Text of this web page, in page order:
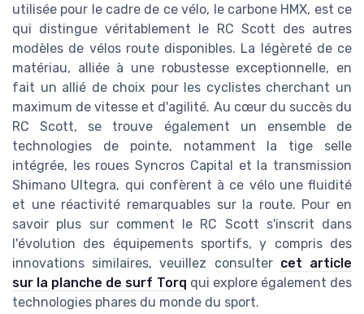
utilisée pour le cadre de ce vélo, le carbone HMX, est ce
qui distingue véritablement le RC Scott des autres
modèles de vélos route disponibles. La légèreté de ce
matériau, alliée à une robustesse exceptionnelle, en
fait un allié de choix pour les cyclistes cherchant un
maximum de vitesse et d'agilité. Au cœur du succès du
RC Scott, se trouve également un ensemble de
technologies de pointe, notamment la tige selle
intégrée, les roues Syncros Capital et la transmission
Shimano Ultegra, qui confèrent à ce vélo une fluidité
et une réactivité remarquables sur la route. Pour en
savoir plus sur comment le RC Scott s'inscrit dans
l'évolution des équipements sportifs, y compris des
innovations similaires, veuillez consulter cet article
sur la planche de surf Torq qui explore également des
technologies phares du monde du sport.